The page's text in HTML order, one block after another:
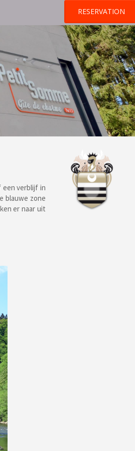
RESERVATION
een verblijf in
blauwe zone
er naar uit